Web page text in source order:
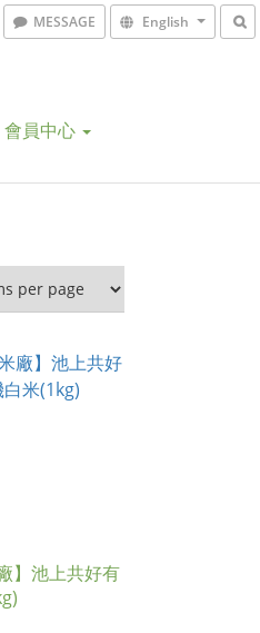
MESSAGE English
會員中心
】池上共好有